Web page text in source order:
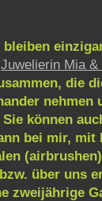
Juwelierin Mia &
die
nehmen
können
bei mir, mit
über uns
zweijährige